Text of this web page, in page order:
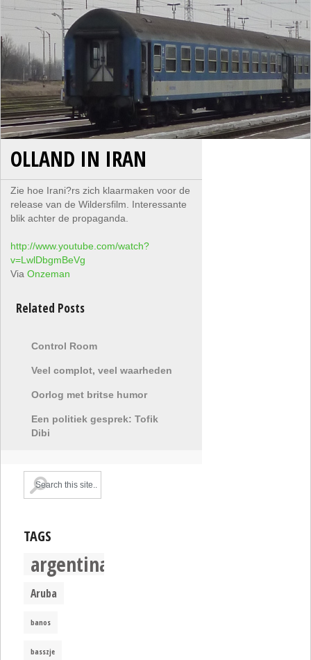
OLLAND IN IRAN
Zie hoe Irani?rs zich klaarmaken voor de
release van de Wildersfilm. Interessante
blik achter de propaganda.
http://www.youtube.com/watch?
v=LwlDbgmBeVg
ViaOnzeman
Related Posts
Control Room
Veel complot, veel waarheden
Oorlog met britse humor
Een politiek gesprek: Tofik
Dibi
TAGS
argentina
Aruba
banos
basszje